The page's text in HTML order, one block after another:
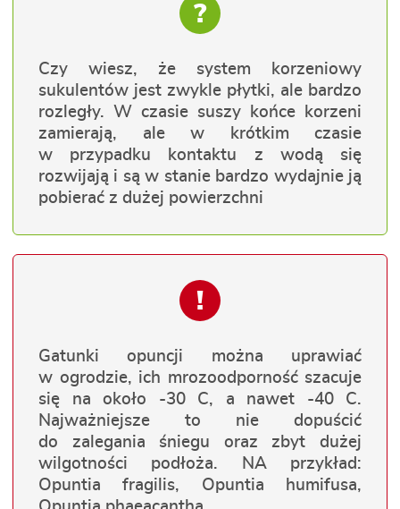
?
Czy wiesz, że system korzeniowy
sukulentów jest zwykle płytki, ale bardzo
rozległy. W czasie suszy końce korzeni
zamierają, ale w krótkim czasie
w przypadku kontaktu z wodą się
rozwijają i są w stanie bardzo wydajnie ją
pobierać z dużej powierzchni
!
Gatunki opuncji można uprawiać
w ogrodzie, ich mrozoodporność szacuje
się na około -30 C, a nawet -40 C.
Najważniejsze to nie dopuścić
do zalegania śniegu oraz zbyt dużej
wilgotności podłoża. NA przykład:
Opuntia fragilis, Opuntia humifusa,